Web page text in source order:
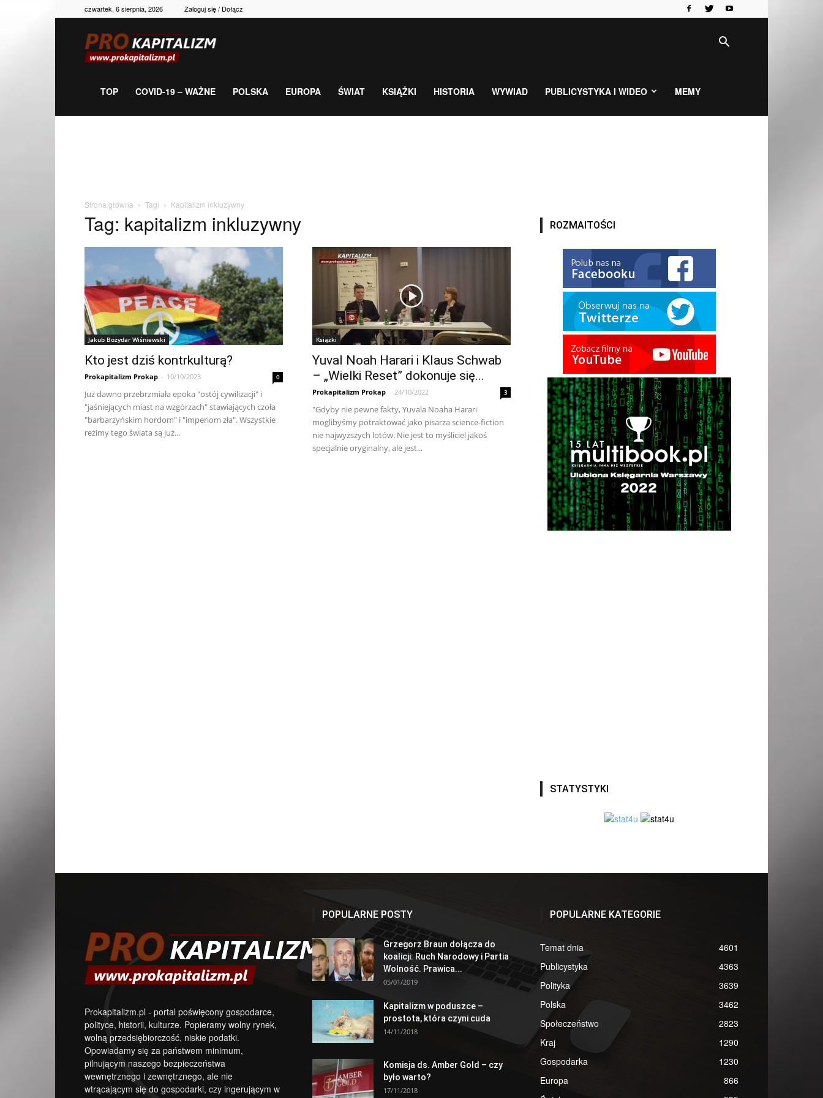
czwartek, 6 sierpnia, 2026 Zaloguj się / Dołącz
gospodarka,
TOP COVID-19 – WAŻNE POLSKA EUROPA ŚWIAT KSIĄŻKI HISTORIA WYWIAD PUBLICYSTYKA I WIDEO MEMY
Strona główna Tagi Kapitalizm inkluzywny
Tag: kapitalizm inkluzywny
Jakub Bożydar Wiśniewski
Kto jest dziś kontrkulturą?
Prokapitalizm Prokap - 10/10/2023 0
Już dawno przebrzmiała epoka "ostój cywilizacji" i
"jaśniejących miast na wzgórzach" stawiających czoła
"barbarzyńskim hordom" i "imperiom zła". Wszystkie
reżimy tego świata są już...
Książki
Yuval Noah Harari i Klaus Schwab
– „Wielki Reset” dokonuje się...
Prokapitalizm Prokap - 24/10/2022 3
"Gdyby nie pewne fakty, Yuvala Noaha Harari
moglibyśmy potraktować jako pisarza science-fiction
nie najwyższych lotów. Nie jest to myśliciel jakoś
specjalnie oryginalny, ale jest...
ROZMAITOŚCI
STATYSTYKI
Prokapitalizm.pl - portal poświęcony gospodarce,
polityce, historii, kulturze. Popieramy wolny rynek,
wolną przedsiębiorczość, niskie podatki.
Opowiadamy się za państwem minimum,
pilnującym naszego bezpieczeństwa
wewnętrznego i zewnętrznego, ale nie
wtrącającym się do gospodarki, czy ingerującym w
POPULARNE POSTY
Grzegorz Braun dołącza do
koalicji: Ruch Narodowy i Partia
Wolność. Prawica...
05/01/2019
Kapitalizm w poduszce –
prostota, która czyni cuda
14/11/2018
Komisja ds. Amber Gold – czy
było warto?
17/11/2018
POPULARNE KATEGORIE
Temat dnia
4601
Publicystyka
4363
Polityka
3639
Polska
3462
Społeczeństwo
2823
Kraj
1290
Gospodarka
1230
Europa
866